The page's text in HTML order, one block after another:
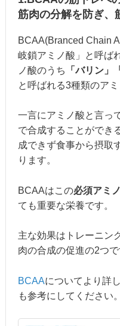
筋肉の分解を防ぎ、
BCAA(Branced Chain
岐鎖アミノ酸」と呼ば
ノ酸のうち
「バリン」
と呼ばれる3種類のアミ
一言にアミノ酸と言っ
で合成することができ
成できず食事から摂取
ります。
BCAAはこの必須アミ
ても重要な栄養です。
主な効果はトレーニン
肉の合成の促進の2つで
BCAAについてより詳
も参考にしてください。